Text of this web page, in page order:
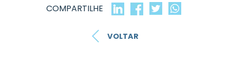
COMPARTILHE
VOLTAR